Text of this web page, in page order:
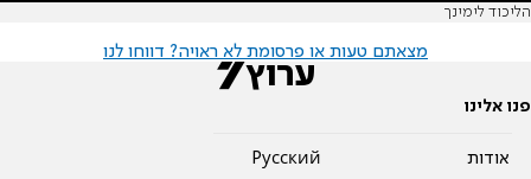
הליכוד לימינך
מצאתם טעות או פרסומת לא ראויה? דווחו לנו
פנו אלינו
אודות
Pусский